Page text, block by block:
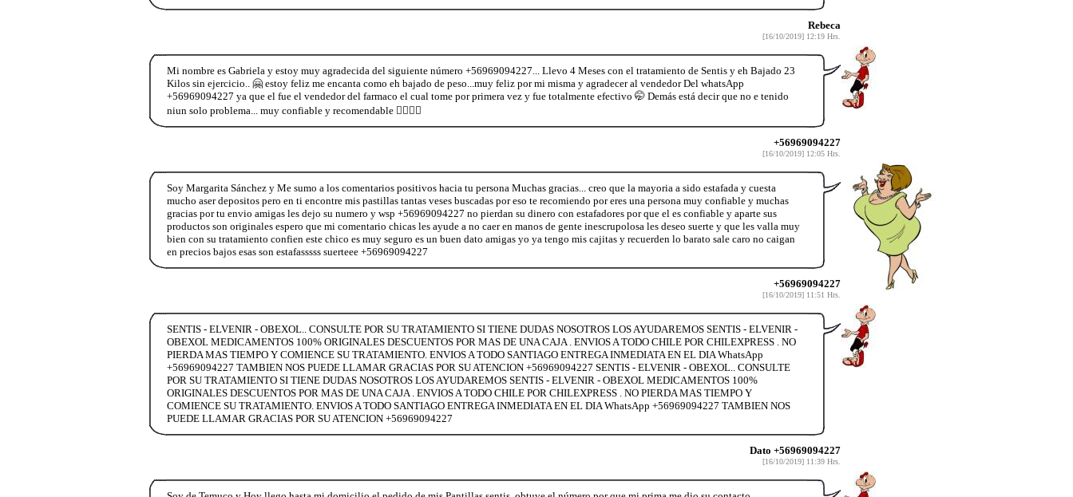
Rebeca
[16/10/2019] 12:19 Hrs.
Mi nombre es Gabriela y estoy muy agradecida del siguiente número +56969094227... Llevo 4 Meses con el tratamiento de Sentis y eh Bajado 23
Kilos sin ejercicio.. 🤗 estoy feliz me encanta como eh bajado de peso...muy feliz por mi misma y agradecer al vendedor Del whatsApp
+56969094227 ya que el fue el vendedor del farmaco el cual tome por primera vez y fue totalmente efectivo 🤭 Demás está decir que no e tenido
niun solo problema... muy confiable y recomendable 👍🏻💃🏻
+56969094227
[16/10/2019] 12:05 Hrs.
Soy Margarita Sánchez y Me sumo a los comentarios positivos hacia tu persona Muchas gracias... creo que la mayoria a sido estafada y cuesta
mucho aser depositos pero en ti encontre mis pastillas tantas veses buscadas por eso te recomiendo por eres una persona muy confiable y muchas
gracias por tu envio amigas les dejo su numero y wsp +56969094227 no pierdan su dinero con estafadores por que el es confiable y aparte sus
productos son originales espero que mi comentario chicas les ayude a no caer en manos de gente inescrupolosa les deseo suerte y que les valla muy
bien con su tratamiento confien este chico es muy seguro es un buen dato amigas yo ya tengo mis cajitas y recuerden lo barato sale caro no caigan
en precios bajos esas son estafasssss suerteee +56969094227
+56969094227
[16/10/2019] 11:51 Hrs.
SENTIS - ELVENIR - OBEXOL.. CONSULTE POR SU TRATAMIENTO SI TIENE DUDAS NOSOTROS LOS AYUDAREMOS SENTIS - ELVENIR -
OBEXOL MEDICAMENTOS 100% ORIGINALES DESCUENTOS POR MAS DE UNA CAJA . ENVIOS A TODO CHILE POR CHILEXPRESS . NO
PIERDA MAS TIEMPO Y COMIENCE SU TRATAMIENTO. ENVIOS A TODO SANTIAGO ENTREGA INMEDIATA EN EL DIA WhatsApp
+56969094227 TAMBIEN NOS PUEDE LLAMAR GRACIAS POR SU ATENCION +56969094227 SENTIS - ELVENIR - OBEXOL.. CONSULTE
POR SU TRATAMIENTO SI TIENE DUDAS NOSOTROS LOS AYUDAREMOS SENTIS - ELVENIR - OBEXOL MEDICAMENTOS 100%
ORIGINALES DESCUENTOS POR MAS DE UNA CAJA . ENVIOS A TODO CHILE POR CHILEXPRESS . NO PIERDA MAS TIEMPO Y
COMIENCE SU TRATAMIENTO. ENVIOS A TODO SANTIAGO ENTREGA INMEDIATA EN EL DIA WhatsApp +56969094227 TAMBIEN NOS
PUEDE LLAMAR GRACIAS POR SU ATENCION +56969094227
Dato +56969094227
[16/10/2019] 11:39 Hrs.